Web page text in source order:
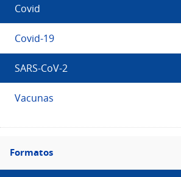
Covid
Covid-19
SARS-CoV-2
Vacunas
Filtro
Formatos
Formatos